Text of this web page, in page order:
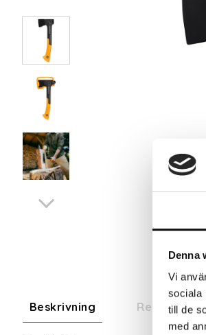
Denna
Vi
sociala
till de
med
Beskrivning